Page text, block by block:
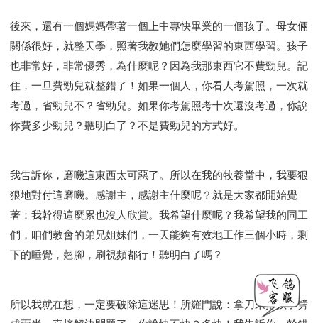
後來，還有一個媽媽帶著一個上中專快畢業的一個孩子。母女倆
關係很好，就整天學，照著我教她們怎麼學習的東西學習。孩子
也非常好，非常優秀，為什麼呢？因為我那東西它不費勁兒。記
住，一旦費勁兒就整錯了！如果一個人，你看人考駕照，一次就
考過，省勁兒不？省勁兒。如果你考駕照考十次還沒考過，你說
你費多少勁兒？聽明白了？不是費勁兒的方式好。
我告訴你，磨嘰這東西太可惡了。所以在我的牧養當中，我要狠
狠地對付這磨嘰。感謝主，感謝主什麼呢？就是大家都開始覺
著：我幹得這麼累也沒人欣賞。我希望什麼呢？我希望我的同工
們，咱們教會的弟兄姐妹們，一天能夠有效地工作三個小時，剩
下的睡覺，翹腳，刷視頻都行！聽明白了嗎？
所以我就在想，一定要破除這迷思！所羅門說：拿刀來把孩子劈